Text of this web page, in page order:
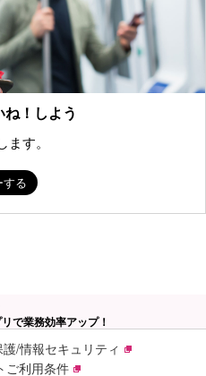
！しよう
す。
で業務効率アップ！
/情報セキュリティ
ご利用条件